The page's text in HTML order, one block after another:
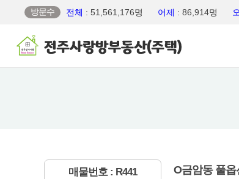
방문수 전체 : 51,561,176명 어제 : 86,914명
매물번호 : R441 O금암동 풀